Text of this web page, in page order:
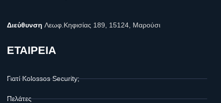
Διεύθυνση Λεωφ.Κηφισίας 189, 15124, Μαρούσι
ΕΤΑΙΡΕΙΑ
Γιατί Kolossos Security;
Πελάτες